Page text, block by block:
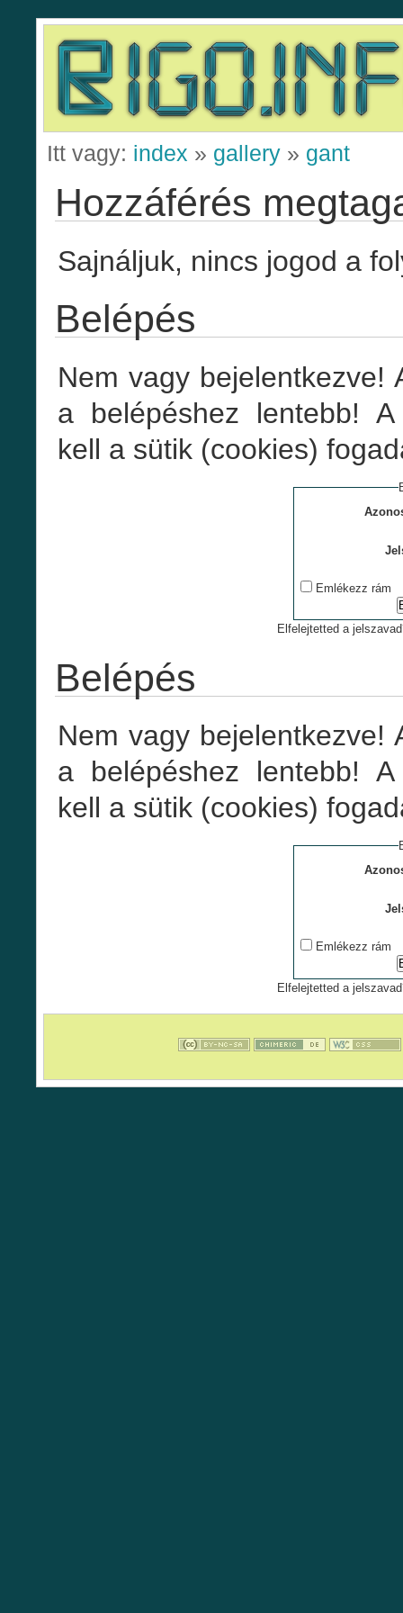
Itt vagy: index » gallery» gant
Hozzáférés
Sajnáljuk, nincs jogod a
Belépés
Nem vagy bejelentkezve!
a belépéshez lentebb! A
kell a sütik (cookies)
Emlékezz rám
Elfelejtetted a
Belépés
Nem vagy bejelentkezve!
a belépéshez lentebb! A
kell a sütik (cookies)
Emlékezz rám
Elfelejtetted a